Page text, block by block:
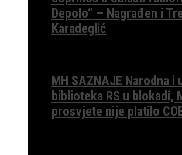
Depolo“ – Nagrađen i
Karadeglić
MH SAZNAJE Narodna
biblioteka RS u blokadi,
prosvjete nije platilo